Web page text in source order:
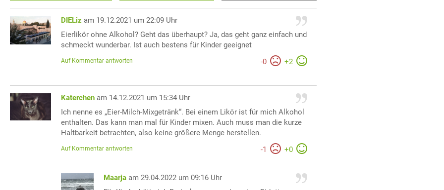
DIELiz am 19.12.2021 um 22:09 Uhr
Eierlikör ohne Alkohol? Geht das überhaupt? Ja, das geht ganz einfach und
schmeckt wunderbar. Ist auch bestens für Kinder geeignet
-0 +2
Auf Kommentar antworten
Katerchen am 14.12.2021 um 15:34 Uhr
Ich nenne es „Eier-Milch-Mixgetränk“. Bei einem Likör ist für mich Alkohol
enthalten. Das kann man mal für Kinder mixen. Auch muss man die kurze
Haltbarkeit betrachten, also keine größere Menge herstellen.
-1 +0
Auf Kommentar antworten
Maarja am 29.04.2022 um 09:16 Uhr